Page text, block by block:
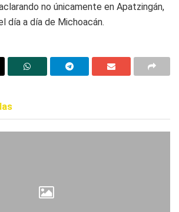
no únicamente en Apatzingán,
día a día de Michoacán.